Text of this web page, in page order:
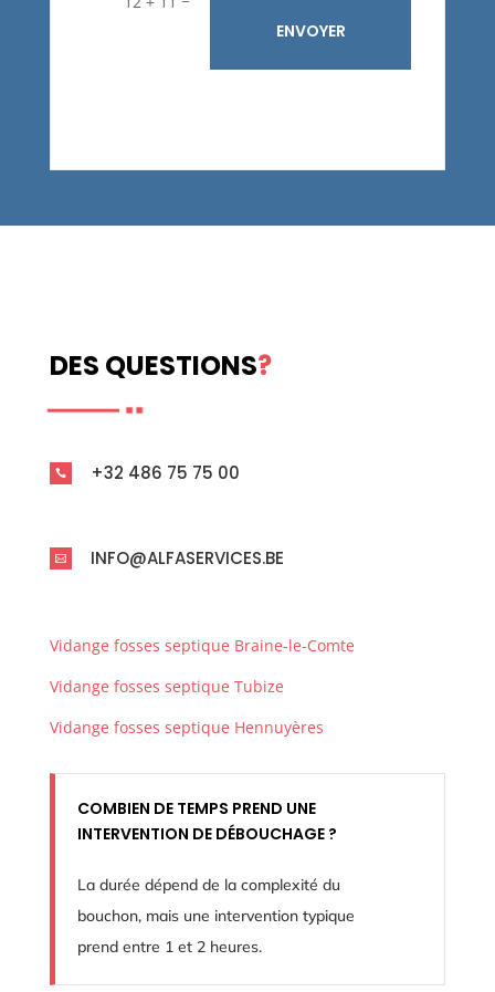
ENVOYER
DES QUESTIONS?
 +32 486 75 75 00
 INFO@ALFASERVICES.BE
Vidange fosses septique Braine-le-Comte
Vidange fosses septique Tubize
Vidange fosses septique Hennuyères
COMBIEN DE TEMPS PREND UNE
INTERVENTION DE DÉBOUCHAGE ?
La durée dépend de la complexité du
bouchon, mais une intervention typique
prend entre 1 et 2 heures.